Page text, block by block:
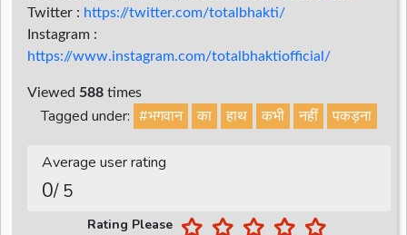
Twitter : https://twitter.com/totalbhakti/
Instagram :
https://www.instagram.com/totalbhaktiofficial/
Viewed 588 times
Tagged under: #भगवान का हाथ कभी नहीं पकड़ना
Average user rating
0/ 5
Rating Please